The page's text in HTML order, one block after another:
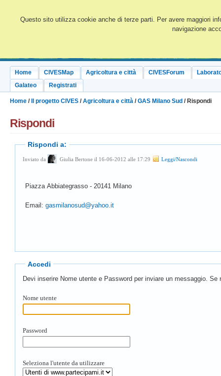
Questo sito utilizza cookie anche di terze parti. Per avere maggiori
navigazione
Home CIVESMap Agricoltura e città CIVESForum
Galateo
Registrati
Home / Il progetto CIVES /Agricoltura e città /GAS Milano Sud / Rispondi
Rispondi
Rispondi a:
Inviato da Giulia Bertone il 16-06-2012 alle 17:29 Leggi/Nascondi
Piazza Abbiategrasso - 20141 Milano
Email: gasmilanosud@yahoo.it
Accedi
Devi inserire Nome utente e Password per inviare un messaggio.
Nome utente
Password
Seleziona l'utente da utilizzare